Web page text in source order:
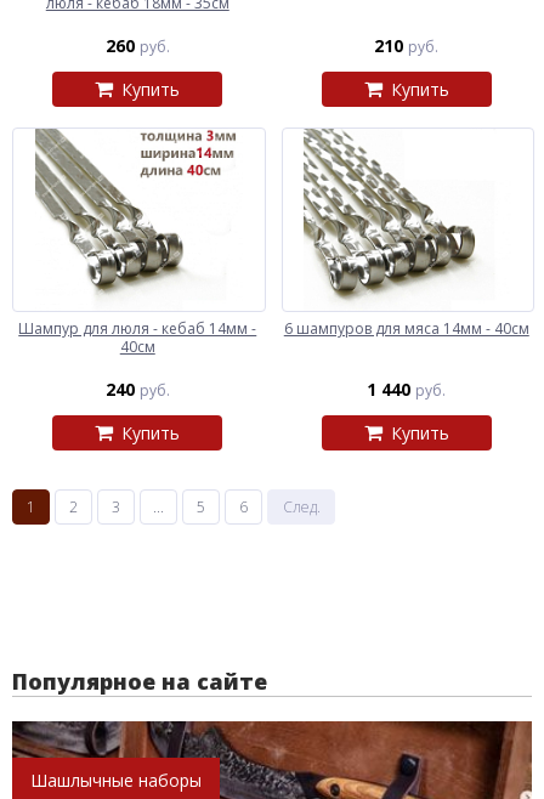
260 руб.
Купить
210 руб.
Купить
Шампур для люля - кебаб 14мм -
40см
240 руб.
Купить
6 шампуров для мяса 14мм - 40см
1 440 руб.
Купить
1 2 3 ... 5 6 След.
Популярное на сайте
Шашлычные наборы